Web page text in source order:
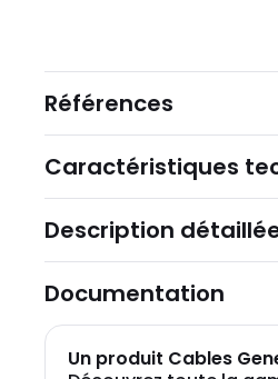
Références
Caractéristiques
Description
Documentation
Un produit Cables